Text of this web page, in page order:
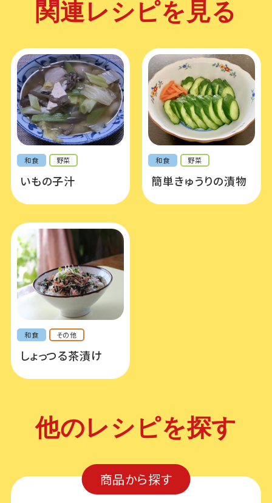
関連レシピを見る
和食 野菜
いもの子汁
和食 野菜
簡単きゅうりの漬物
和食 その他
しょっつる茶漬け
他のレシピを探す
商品から探す